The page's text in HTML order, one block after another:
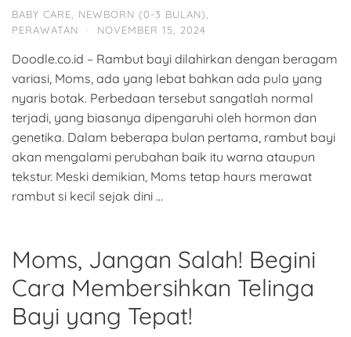
BABY CARE NEWBORN (0-3 BULAN)
PERAWATAN
· NOVEMBER 15, 2024
Doodle.co.id – Rambut bayi dilahirkan dengan beragam
variasi, Moms, ada yang lebat bahkan ada pula yang
nyaris botak. Perbedaan tersebut sangatlah normal
terjadi, yang biasanya dipengaruhi oleh hormon dan
genetika. Dalam beberapa bulan pertama, rambut bayi
akan mengalami perubahan baik itu warna ataupun
tekstur. Meski demikian, Moms tetap haurs merawat
rambut si kecil sejak dini …
Moms, Jangan Salah! Begini
Cara Membersihkan Telinga
Bayi yang Tepat!